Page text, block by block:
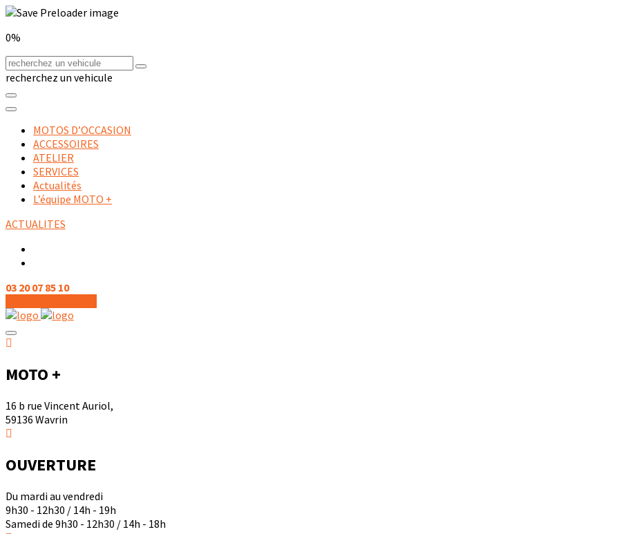
0%
recherchez un vehicule
MOTOS D’OCCASION
ACCESSOIRES
ATELIER
SERVICES
Actualités
L’équipe MOTO +
ACTUALITES
03 20 07 85 10
MOTO +
16 b rue Vincent Auriol,
59136 Wavrin
OUVERTURE
Du mardi au vendredi
9h30 - 12h30 / 14h - 19h
Samedi de 9h30 - 12h30 / 14h - 18h